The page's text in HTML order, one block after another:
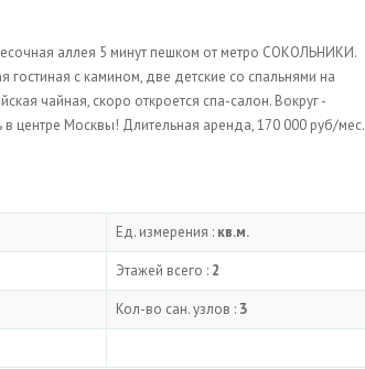
аллея 5 минут пешком от метро СОКОЛЬНИКИ.
с камином, две детские со спальнями на
чайная, скоро откроется спа-салон. Вокруг -
в центре Москвы! Длительная аренда, 170 000 руб/мес.
Ед. измерения : кв.м.
Этажей всего : 2
Кол-во сан. узлов : 3